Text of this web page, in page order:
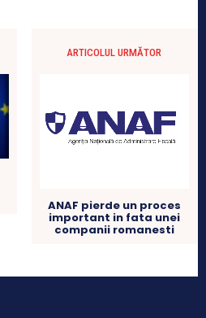
ARTICOLUL URMĂTOR
ANAF pierde un proces
important in fata unei
companii romanesti